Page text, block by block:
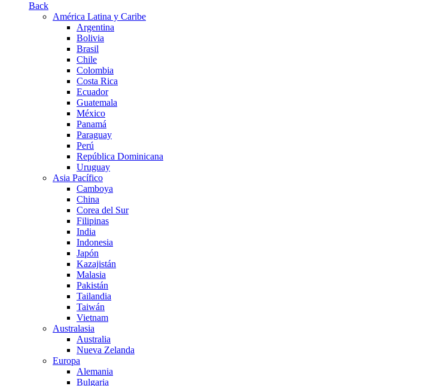
Back
América Latina y Caribe
Argentina
Bolivia
Brasil
Chile
Colombia
Costa Rica
Ecuador
Guatemala
México
Panamá
Paraguay
Perú
República Dominicana
Uruguay
Asia Pacífico
Camboya
China
Corea del Sur
Filipinas
India
Indonesia
Japón
Kazajistán
Malasia
Pakistán
Tailandia
Taiwán
Vietnam
Australasia
Australia
Nueva Zelanda
Europa
Alemania
Bulgaria